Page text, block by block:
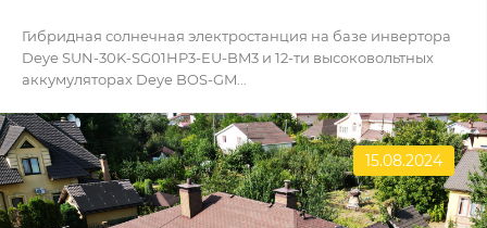
Гибридная солнечная электростанция на базе инвертора
Deye SUN-30K-SG01HP3-EU-BM3 и 12-ти высоковольтных
аккумуляторах Deye BOS-GM...
15.08.2024